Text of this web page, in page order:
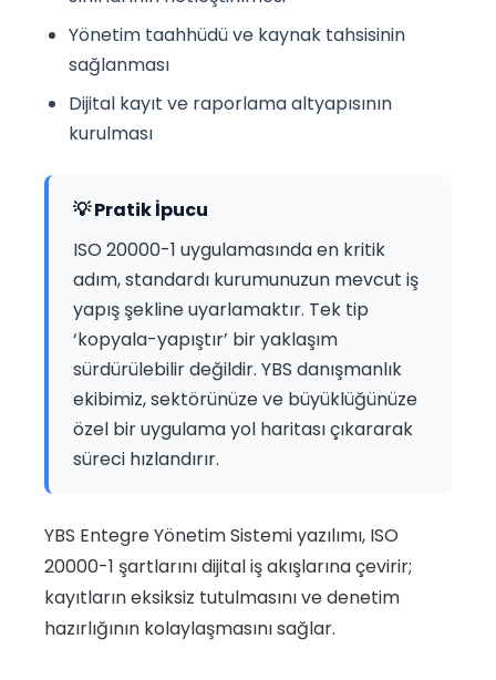
Yönetim taahhüdü ve kaynak tahsisinin
sağlanması
Dijital kayıt ve raporlama altyapısının
kurulması
💡 Pratik İpucu
ISO 20000-1 uygulamasında en kritik
adım, standardı kurumunuzun mevcut iş
yapış şekline uyarlamaktır. Tek tip
‘kopyala-yapıştır’ bir yaklaşım
sürdürülebilir değildir. YBS danışmanlık
ekibimiz, sektörünüze ve büyüklüğünüze
özel bir uygulama yol haritası çıkararak
süreci hızlandırır.
YBS Entegre Yönetim Sistemi yazılımı, ISO
20000-1 şartlarını dijital iş akışlarına çevirir;
kayıtların eksiksiz tutulmasını ve denetim
hazırlığının kolaylaşmasını sağlar.